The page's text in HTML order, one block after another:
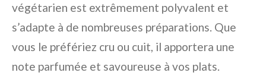
végétarien est extrêmement polyvalent et
s’adapte à de nombreuses préparations. Que
vous le préfériez cru ou cuit, il apportera une
note parfumée et savoureuse à vos plats.